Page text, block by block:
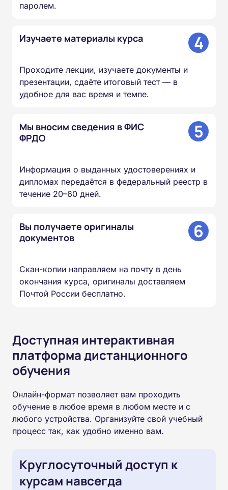
паролем.
Изучаете материалы курса 4
Проходите лекции, изучаете документы и
презентации, сдаёте итоговый тест — в
удобное для вас время и темпе.
Мы вносим сведения в ФИС
ФРДО
5
Информация о выданных удостоверениях и
дипломах передаётся в федеральный реестр в
течение 20–60 дней.
Вы получаете оригиналы
документов
6
Скан-копии направляем на почту в день
окончания курса, оригиналы доставляем
Почтой России бесплатно.
Доступная интерактивная
платформа дистанционного
обучения
Онлайн-формат позволяет вам проходить
обучение в любое время в любом месте и с
любого устройства. Организуйте свой учебный
процесс так, как удобно именно вам.
Круглосуточный доступ к
курсам навсегда